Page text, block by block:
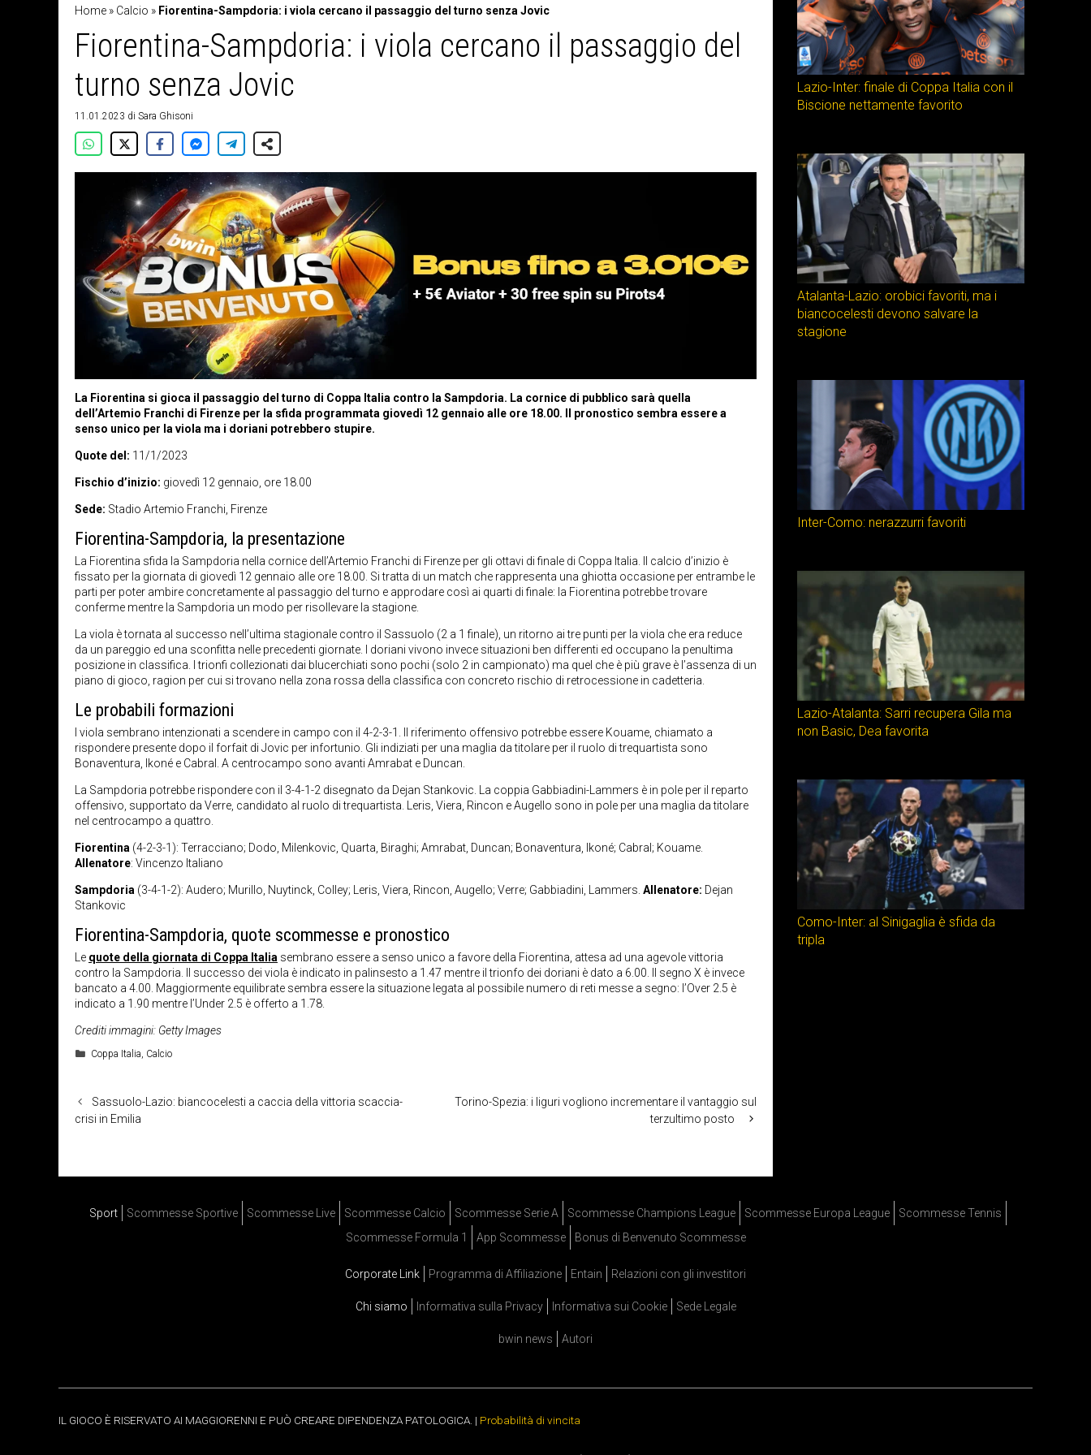
Home » Calcio » Fiorentina-Sampdoria: i viola cercano il passaggio del turno senza Jovic
Fiorentina-Sampdoria: i viola cercano il passaggio del
turno senza Jovic
11.01.2023 di Sara Ghisoni
La Fiorentina si gioca il passaggio del turno di Coppa Italia contro la Sampdoria. La cornice di pubblico sarà quella
dell’Artemio Franchi di Firenze per la sfida programmata giovedì 12 gennaio alle ore 18.00. Il pronostico sembra essere a
senso unico per la viola ma i doriani potrebbero stupire.
Quote del: 11/1/2023
Fischio d’inizio: giovedì 12 gennaio, ore 18.00
Sede: Stadio Artemio Franchi, Firenze
Fiorentina-Sampdoria, la presentazione
La Fiorentina sfida la Sampdoria nella cornice dell’Artemio Franchi di Firenze per gli ottavi di finale di Coppa Italia. Il calcio d’inizio è
fissato per la giornata di giovedì 12 gennaio alle ore 18.00. Si tratta di un match che rappresenta una ghiotta occasione per entrambe le
parti per poter ambire concretamente al passaggio del turno e approdare così ai quarti di finale: la Fiorentina potrebbe trovare
conferme mentre la Sampdoria un modo per risollevare la stagione.
La viola è tornata al successo nell’ultima stagionale contro il Sassuolo (2 a 1 finale), un ritorno ai tre punti per la viola che era reduce
da un pareggio ed una sconfitta nelle precedenti giornate. I doriani vivono invece situazioni ben differenti ed occupano la penultima
posizione in classifica. I trionfi collezionati dai blucerchiati sono pochi (solo 2 in campionato) ma quel che è più grave è l’assenza di un
piano di gioco, ragion per cui si trovano nella zona rossa della classifica con concreto rischio di retrocessione in cadetteria.
Le probabili formazioni
I viola sembrano intenzionati a scendere in campo con il 4-2-3-1. Il riferimento offensivo potrebbe essere Kouame, chiamato a
rispondere presente dopo il forfait di Jovic per infortunio. Gli indiziati per una maglia da titolare per il ruolo di trequartista sono
Bonaventura, Ikoné e Cabral. A centrocampo sono avanti Amrabat e Duncan.
La Sampdoria potrebbe rispondere con il 3-4-1-2 disegnato da Dejan Stankovic. La coppia Gabbiadini-Lammers è in pole per il reparto
offensivo, supportato da Verre, candidato al ruolo di trequartista. Leris, Viera, Rincon e Augello sono in pole per una maglia da titolare
nel centrocampo a quattro.
Fiorentina (4-2-3-1): Terracciano; Dodo, Milenkovic, Quarta, Biraghi; Amrabat, Duncan; Bonaventura, Ikoné; Cabral; Kouame.
Allenatore: Vincenzo Italiano
Sampdoria (3-4-1-2): Audero; Murillo, Nuytinck, Colley; Leris, Viera, Rincon, Augello; Verre; Gabbiadini, Lammers. Allenatore: Dejan
Stankovic
Fiorentina-Sampdoria, quote scommesse e pronostico
Le quote della giornata di Coppa Italia sembrano essere a senso unico a favore della Fiorentina, attesa ad una agevole vittoria
contro la Sampdoria. Il successo dei viola è indicato in palinsesto a 1.47 mentre il trionfo dei doriani è dato a 6.00. Il segno X è invece
bancato a 4.00. Maggiormente equilibrate sembra essere la situazione legata al possibile numero di reti messe a segno: l’Over 2.5 è
indicato a 1.90 mentre l’Under 2.5 è offerto a 1.78.
Crediti immagini: Getty Images
Categorie
Coppa Italia, Calcio
Sassuolo-Lazio: biancocelesti a caccia della vittoria scaccia-
crisi in Emilia
Torino-Spezia: i liguri vogliono incrementare il vantaggio sul
terzultimo posto
Lazio-Inter: finale di Coppa Italia con il
Biscione nettamente favorito
Atalanta-Lazio: orobici favoriti, ma i
biancocelesti devono salvare la
stagione
Inter-Como: nerazzurri favoriti
Lazio-Atalanta: Sarri recupera Gila ma
non Basic, Dea favorita
Como-Inter: al Sinigaglia è sfida da
tripla
Sport Scommesse Sportive Scommesse Live Scommesse Calcio Scommesse Serie A Scommesse Champions League Scommesse Europa League
Scommesse Tennis
Scommesse Formula 1
App Scommesse Bonus di Benvenuto Scommesse
Corporate Link Programma di Affiliazione Entain Relazioni con gli investitori
Chi siamo Informativa sulla Privacy Informativa sui Cookie Sede Legale
bwin news Autori
IL GIOCO È RISERVATO AI MAGGIORENNI E PUÒ CREARE DIPENDENZA PATOLOGICA. | Probabilità di vincita